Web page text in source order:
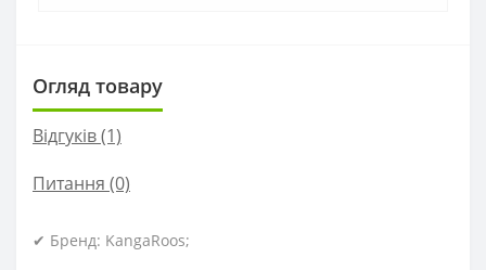
Огляд товару
Відгуків (1)
Питання (0)
✔ Бренд: KangaRoos;